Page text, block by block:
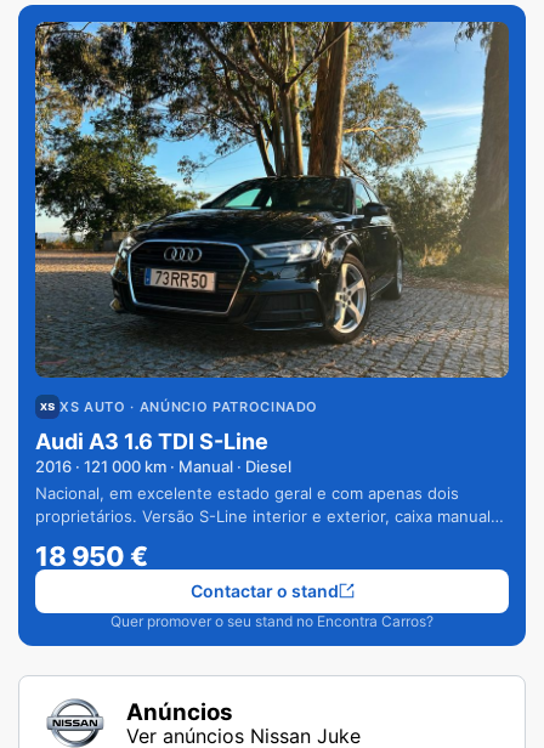
XS AUTO · ANÚNCIO PATROCINADO
Audi A3 1.6 TDI S-Line
2016 · 121 000 km · Manual · Diesel
Nacional, em excelente estado geral e com apenas dois
proprietários. Versão S-Line interior e exterior, caixa manual
18 950€
Quer promover o seu stand no Encontra Carros?
Contactar o stand
Anúncios
Ver anúncios Nissan Juke